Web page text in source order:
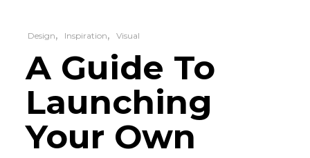
Design Inspiration Visual
A Guide To
Launching
Your Own